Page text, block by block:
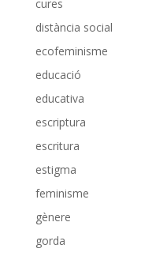
cures
distància social
ecofeminisme
educació
educativa
escriptura
escritura
estigma
feminisme
gènere
gorda